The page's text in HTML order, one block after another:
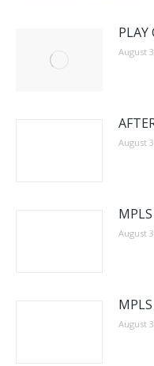
PLAY
August
August
August
August